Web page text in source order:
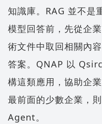
知識庫。RAG 並不是
模型回答前，先從企
術文件中取回相關內
答案。QNAP 以
構這類應用，協助企
最前面的少數企業，
Agent。